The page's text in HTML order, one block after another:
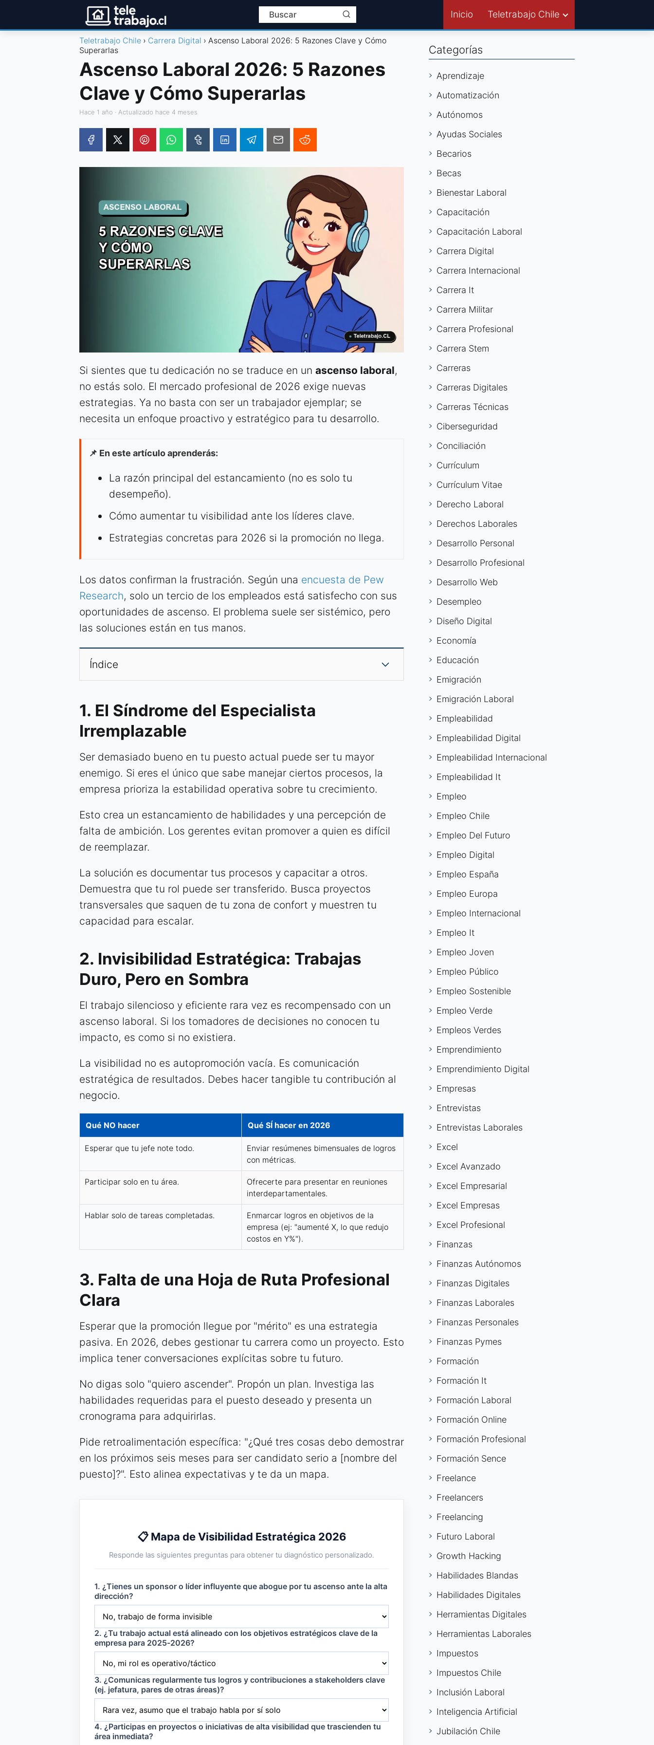
Inicio Teletrabajo Chile
Teletrabajo Chile Carrera Digital
Ascenso Laboral 2026: 5 Razones Clave y Cómo
Superarlas
Ascenso Laboral 2026: 5 Razones
Clave y Cómo Superarlas
hace 1 año · Actualizado hace 4 meses
Si sientes que tu dedicación no se traduce en un ascenso laboral,
no estás solo. El mercado profesional de 2026 exige nuevas
estrategias. Ya no basta con ser un trabajador ejemplar; se
necesita un enfoque proactivo y estratégico para tu desarrollo.
📌 En este artículo aprenderás:
La razón principal del estancamiento (no es solo tu
desempeño).
Cómo aumentar tu visibilidad ante los líderes clave.
Estrategias concretas para 2026 si la promoción no llega.
Los datos confirman la frustración. Según una encuesta de Pew
Research, solo un tercio de los empleados está satisfecho con sus
oportunidades de ascenso. El problema suele ser sistémico, pero
las soluciones están en tus manos.
Índice
1. El Síndrome del Especialista
Irremplazable
Ser demasiado bueno en tu puesto actual puede ser tu mayor
enemigo. Si eres el único que sabe manejar ciertos procesos, la
empresa prioriza la estabilidad operativa sobre tu crecimiento.
Esto crea un estancamiento de habilidades y una percepción de
falta de ambición. Los gerentes evitan promover a quien es difícil
de reemplazar.
La solución es documentar tus procesos y capacitar a otros.
Demuestra que tu rol puede ser transferido. Busca proyectos
transversales que saquen de tu zona de confort y muestren tu
capacidad para escalar.
2. Invisibilidad Estratégica: Trabajas
Duro, Pero en Sombra
El trabajo silencioso y eficiente rara vez es recompensado con un
ascenso laboral. Si los tomadores de decisiones no conocen tu
impacto, es como si no existiera.
La visibilidad no es autopromoción vacía. Es comunicación
estratégica de resultados. Debes hacer tangible tu contribución al
negocio.
Qué NO hacer Qué SÍ hacer en 2026
Esperar que tu jefe note todo.
Enviar resúmenes bimensuales de logros
con métricas.
Participar solo en tu área.
Ofrecerte para presentar en reuniones
interdepartamentales.
Hablar solo de tareas completadas.
Enmarcar logros en objetivos de la
empresa (ej: "aumenté X, lo que redujo
costos en Y%").
3. Falta de una Hoja de Ruta Profesional
Clara
Esperar que la promoción llegue por "mérito" es una estrategia
pasiva. En 2026, debes gestionar tu carrera como un proyecto. Esto
implica tener conversaciones explícitas sobre tu futuro.
No digas solo "quiero ascender". Propón un plan. Investiga las
habilidades requeridas para el puesto deseado y presenta un
cronograma para adquirirlas.
Pide retroalimentación específica: "¿Qué tres cosas debo demostrar
en los próximos seis meses para ser candidato serio a [nombre del
puesto]?". Esto alinea expectativas y te da un mapa.
📋 Mapa de Visibilidad Estratégica 2026
Responde las siguientes preguntas para obtener tu diagnóstico personalizado.
1. ¿Tienes un sponsor o líder influyente que abogue por tu ascenso ante la alta
dirección?
2. ¿Tu trabajo actual está alineado con los objetivos estratégicos clave de la
empresa para 2025-2026?
3. ¿Comunicas regularmente tus logros y contribuciones a stakeholders clave
(ej. jefatura, pares de otras áreas)?
4. ¿Participas en proyectos o iniciativas de alta visibilidad que trascienden tu
área inmediata?
Categorías
Aprendizaje
Automatización
Autónomos
Ayudas Sociales
Becarios
Becas
Bienestar Laboral
Capacitación
Capacitación Laboral
Carrera Digital
Carrera Internacional
Carrera It
Carrera Militar
Carrera Profesional
Carrera Stem
Carreras
Carreras Digitales
Carreras Técnicas
Ciberseguridad
Conciliación
Currículum
Currículum Vitae
Derecho Laboral
Derechos Laborales
Desarrollo Personal
Desarrollo Profesional
Desarrollo Web
Desempleo
Diseño Digital
Economía
Educación
Emigración
Emigración Laboral
Empleabilidad
Empleabilidad Digital
Empleabilidad Internacional
Empleabilidad It
Empleo
Empleo Chile
Empleo Del Futuro
Empleo Digital
Empleo España
Empleo Europa
Empleo Internacional
Empleo It
Empleo Joven
Empleo Público
Empleo Sostenible
Empleo Verde
Empleos Verdes
Emprendimiento
Emprendimiento Digital
Empresas
Entrevistas
Entrevistas Laborales
Excel
Excel Avanzado
Excel Empresarial
Excel Empresas
Excel Profesional
Finanzas
Finanzas Autónomos
Finanzas Digitales
Finanzas Laborales
Finanzas Personales
Finanzas Pymes
Formación
Formación It
Formación Laboral
Formación Online
Formación Profesional
Formación Sence
Freelance
Freelancers
Freelancing
Futuro Laboral
Growth Hacking
Habilidades Blandas
Habilidades Digitales
Herramientas Digitales
Herramientas Laborales
Impuestos
Impuestos Chile
Inclusión Laboral
Inteligencia Artificial
Jubilación Chile